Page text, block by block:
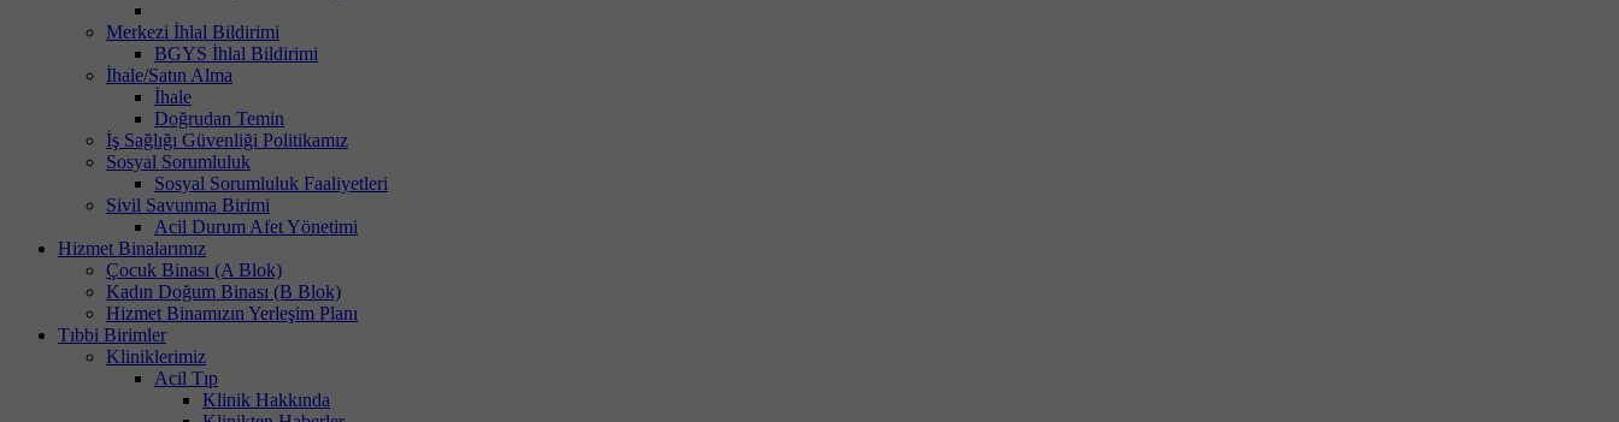
Merkezi İhlal Bildirimi
BGYS İhlal Bildirimi
İhale/Satın Alma
İhale
Doğrudan Temin
İş Sağlığı Güvenliği Politikamız
Sosyal Sorumluluk
Sosyal Sorumluluk Faaliyetleri
Sivil Savunma Birimi
Acil Durum Afet Yönetimi
Hizmet Binalarımız
Çocuk Binası (A Blok)
Kadın Doğum Binası (B Blok)
Hizmet Binamızın Yerleşim Planı
Tıbbi Birimler
Kliniklerimiz
Acil Tıp
Klinik Hakkında